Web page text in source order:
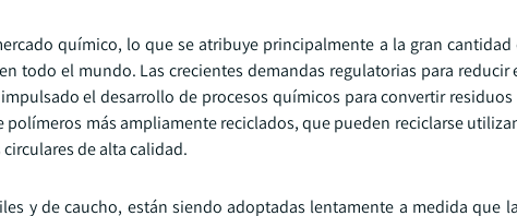
químico, lo que se atribuye principalmente a la gran cantidad
todo el mundo. Las crecientes demandas regulatorias para reducir
el desarrollo de procesos químicos para convertir
más ampliamente reciclados, que pueden reciclarse
de alta calidad.
y de caucho, están siendo adoptadas lentamente a medida que